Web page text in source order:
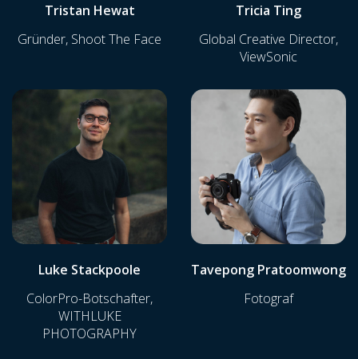
Tristan Hewat
Gründer, Shoot The Face
Tricia Ting
Global Creative Director,
ViewSonic
Luke Stackpoole
ColorPro-Botschafter,
WITHLUKE
PHOTOGRAPHY
Tavepong Pratoomwong
Fotograf